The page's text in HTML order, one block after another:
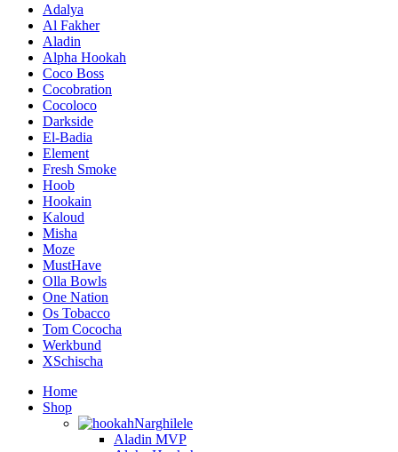
Adalya
Al Fakher
Aladin
Alpha Hookah
Coco Boss
Cocobration
Cocoloco
Darkside
El-Badia
Element
Fresh Smoke
Hoob
Hookain
Kaloud
Misha
Moze
MustHave
Olla Bowls
One Nation
Os Tobacco
Tom Cococha
Werkbund
XSchischa
Home
Shop
Narghilele
Aladin MVP